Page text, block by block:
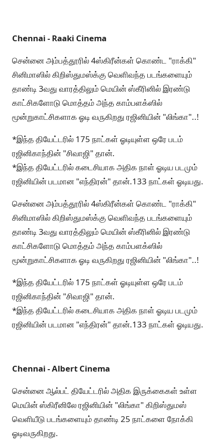
Chennai - Raaki Cinema
சென்னை அம்பத்தூரில் 4ஸ்கிரீன்கள் கொண்ட "ராக்கி"
சினிமாஸில் கிறிஸ்துமஸ்க்கு வெளிவந்த படங்களையும்
தாண்டி 3வது வாரத்திலும் மெயின் ஸ்கீரினில் இரண்டு
காட்சிகளோடு மொத்தம் அந்த காம்பளக்ஸில்
மூன்றுகாட்சிகளாக ஓடி வருகிறது ரஜினியின் "லிங்கா"..!
*இந்த தியேட்டரில் 175 நாட்கள் ஓடியுள்ள ஒரே படம்
ரஜினிகாந்தின் "சிவாஜி" தான்.
*இந்த தியேட்டரில் கடைசியாக அதிக நாள் ஓடிய படமும்
ரஜினியின் படமான "எந்திரன்" தான்.133 நாட்கள் ஓடியது.
சென்னை அம்பத்தூரில் 4ஸ்கிரீன்கள் கொண்ட "ராக்கி"
சினிமாஸில் கிறிஸ்துமஸ்க்கு வெளிவந்த படங்களையும்
தாண்டி 3வது வாரத்திலும் மெயின் ஸ்கீரினில் இரண்டு
காட்சிகளோடு மொத்தம் அந்த காம்பளக்ஸில்
மூன்றுகாட்சிகளாக ஓடி வருகிறது ரஜினியின் "லிங்கா"..!
*இந்த தியேட்டரில் 175 நாட்கள் ஓடியுள்ள ஒரே படம்
ரஜினிகாந்தின் "சிவாஜி" தான்.
*இந்த தியேட்டரில் கடைசியாக அதிக நாள் ஓடிய படமும்
ரஜினியின் படமான "எந்திரன்" தான்.133 நாட்கள் ஓடியது.
Chennai - Albert Cinema
சென்னை ஆல்பட் தியேட்டரில் அதிக இருக்கைகள் உள்ள
மெயின் ஸ்கிரீனிலே ரஜினியின் "லிங்கா" கிறிஸ்துமஸ்
வெளியீடு படங்களையும் தாண்டி 25 நாட்களை நோக்கி
ஓடிவருகிறது.